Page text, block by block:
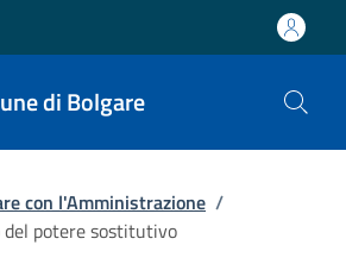
di Bolgare
con l'Amministrazione /
del potere sostitutivo